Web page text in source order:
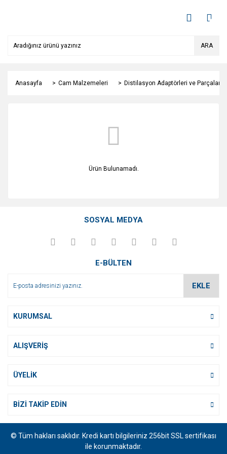
ARA
Anasayfa Cam Malzemeleri Distilasyon Adaptörleri ve Parçaları
Ürün Bulunamadı.
SOSYAL MEDYA
E-BÜLTEN
EKLE
KURUMSAL
ALIŞVERİŞ
ÜYELİK
BİZİ TAKİP EDİN
© Tüm hakları saklıdır. Kredi kartı bilgileriniz 256bit SSL sertifikası
ile korunmaktadır.